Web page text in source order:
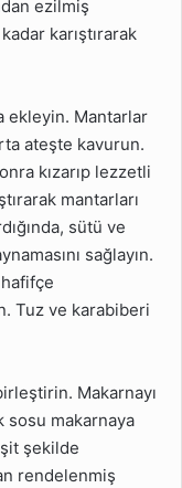
ezilmiş
karıştırarak
ekleyin. Mantarlar
ateşte kavurun.
kızarıp lezzetli
mantarları
sütü ve
sağlayın.
Tuz ve karabiberi
Makarnayı
sosu makarnaya
şekilde
rendelenmiş